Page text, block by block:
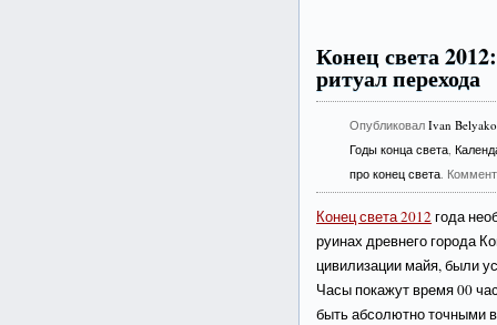
Конец света
ритуал перехода
ОпубликовалIvan
Годы конца света,
про конец света.
Конец света 2012 года
руинах древнего города
цивилизации майя, были
Часы покажут время 00
быть абсолютно точными